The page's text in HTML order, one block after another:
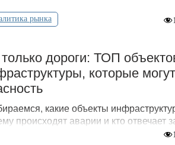
рынка
дороги: ТОП
которые
какие объекты
происходят аварии и кто отвечает